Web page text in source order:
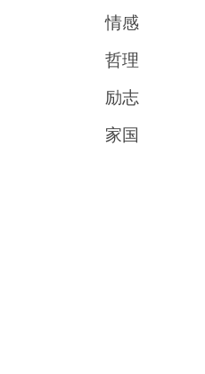
情感
哲理
励志
家国